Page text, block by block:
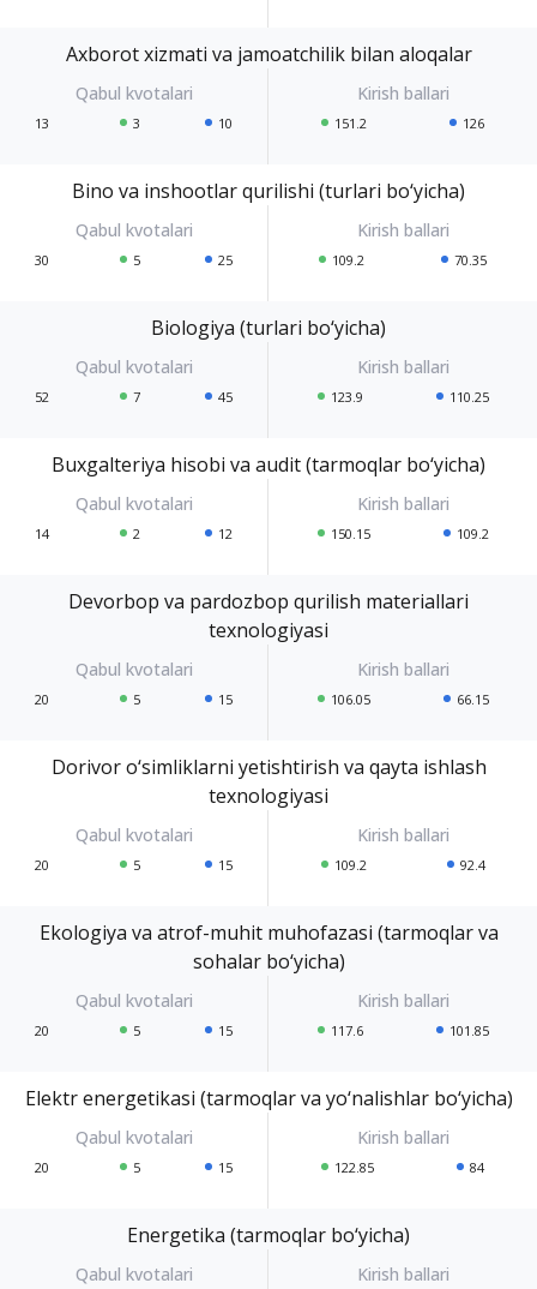
Axborot xizmati va jamoatchilik bilan aloqalar
13 3 10 151.2 126
Bino va inshootlar qurilishi (turlari bo‘yicha)
30 5 25 109.2 70.35
Biologiya (turlari bo‘yicha)
52 7 45 123.9 110.25
Buxgalteriya hisobi va audit (tarmoqlar bo‘yicha)
14 2 12 150.15 109.2
Devorbop va pardozbop qurilish materiallari
texnologiyasi
20 5 15 106.05 66.15
Dorivor o‘simliklarni yetishtirish va qayta ishlash
texnologiyasi
20 5 15 109.2 92.4
Ekologiya va atrof-muhit muhofazasi (tarmoqlar va
sohalar bo‘yicha)
20 5 15 117.6 101.85
Elektr energetikasi (tarmoqlar va yo‘nalishlar bo‘yicha)
20 5 15 122.85 84
Energetika (tarmoqlar bo‘yicha)